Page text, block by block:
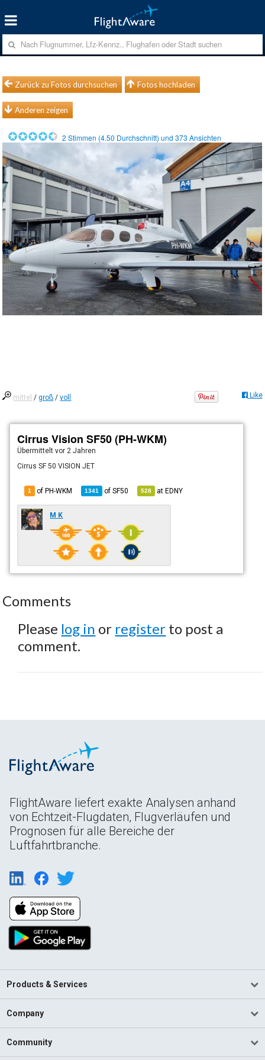
Zurück zu Fotos durchsuchen Fotos hochladen
Anderen zeigen
2 Stimmen (4.50 Durchschnitt) und373 Ansichten
mittel /groß /voll Like
Cirrus Vision SF50 (PH-WKM)
Übermitteltvor 2 Jahren
Cirrus SF 50 VISION JET
1 of PH-WKM 1341 ofSF50 528 atEDNY
M K
Comments
Please log in or register to post a
comment.
FlightAware liefert exakte Analysen anhand
von Echtzeit-Flugdaten, Flugverläufen und
Prognosen für alle Bereiche der
Luftfahrtbranche.
Products & Services
Company
Community